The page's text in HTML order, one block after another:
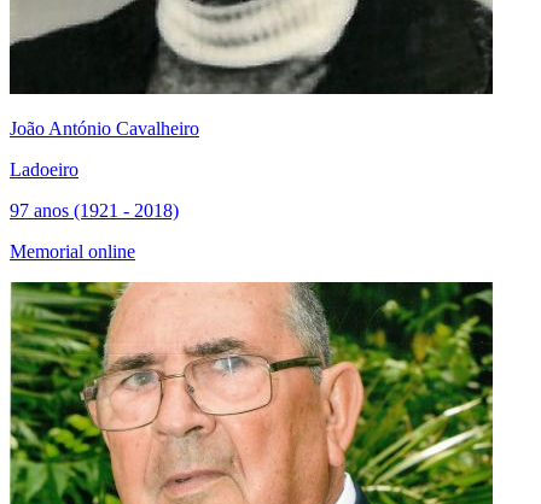
João António Cavalheiro
Ladoeiro
97 anos (1921 - 2018)
Memorial online